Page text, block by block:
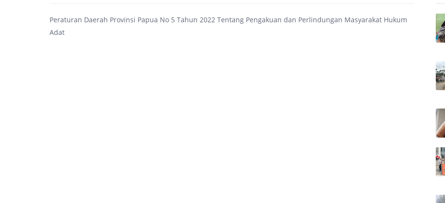
Peraturan Daerah Provinsi Papua No 5 Tahun 2022 Tentang Pengakuan dan Perlindungan Masyarakat Hukum
Adat